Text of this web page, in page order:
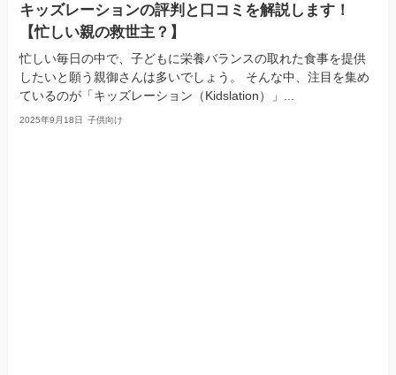
キッズレーションの評判と口コミを解説します！
【忙しい親の救世主？】
忙しい毎日の中で、子どもに栄養バランスの取れた食事を提供
したいと願う親御さんは多いでしょう。 そんな中、注目を集め
ているのが「キッズレーション（Kidslation）」...
2025年9月18日 子供向け